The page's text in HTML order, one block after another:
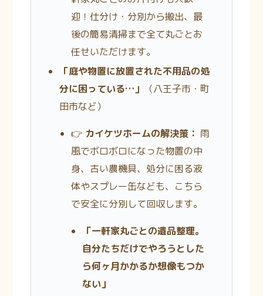
迎！仕分け・分別から搬出、最
後の簡易清掃まで全て丸ごとお
任せいただけます。
「庭や物置に放置された不用品の処
分に困っている…」
（八王子市・町
田市など）
👉 カイケツホームの解決策： 雨
風でボロボロになった物置の中
身、古い農機具、処分に困る液
体やスプレー缶なども、こちら
で安全に分別して回収します。
「一軒家丸ごとの遺品整理。
自分たちだけでやろうとした
ら何ヶ月かかるか想像もつか
ない」